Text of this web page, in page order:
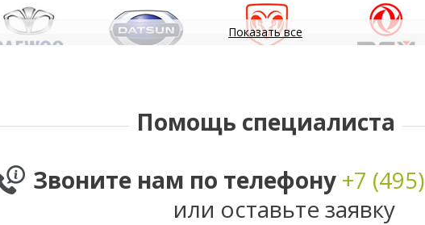
Показать все
Помощь специалиста
Звоните нам по телефону +7 (495)
или оставьте заявку